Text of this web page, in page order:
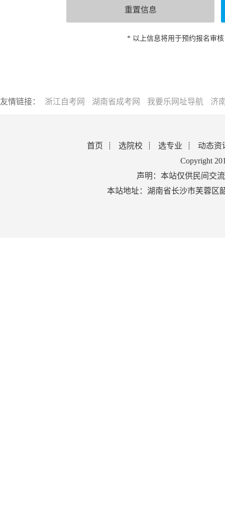
* 以上信息将用于预约报名审
友情链接： 浙江自考网 湖南省成考网 我要乐网址导航 济
首页 选院校 选专业
动态资
Copyright
声明：本站仅供民间交
本站地址：湖南省长沙市芙蓉区